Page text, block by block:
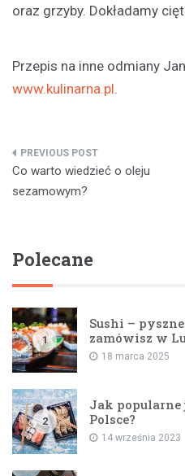
oraz grzyby. Dokładamy
Przepis na inne odmiany
www.kulinarna.pl.
Nawigacja
wpisu
Co warto wiedzieć o oleju
sezamowym?
Polecane
1
Sushi –
zamówisz w
18 marca 2025
2
Jak popularne
Polsce?
14 września 2023